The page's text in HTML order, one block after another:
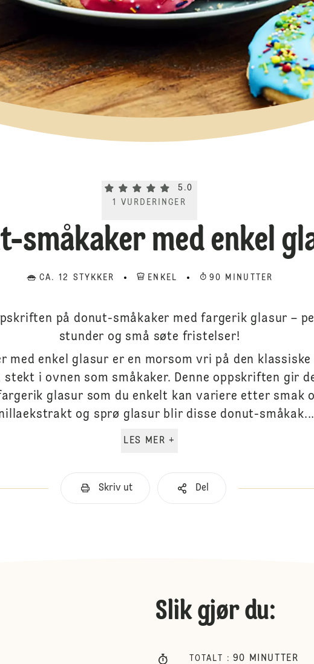
Current rating 5.0. Click to rate.
5.0
1
VURDERINGER
småkaker med enkel
CA. 12 STYKKER ENKEL 90 MINUTTER
på donut-småkaker med fargerik glasur –
stunder og små søte fristelser!
med enkel glasur er en morsom vri på den klassiske
stekt i ovnen som småkaker. Denne oppskriften gir
glasur som du enkelt kan variere etter smak
og sprø glasur blir disse donut-småkak...
LES MER +
Skriv ut Del
Slik gjør du:
TOTALT : 90 MINUTTER